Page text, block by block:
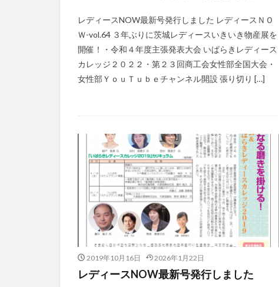
レディースNOW最新号発行しました レディースＮＯ
Ｗ-vol.64 ３年ぶりに茨城レディースいきいき物産展を
開催！・令和４年度主張発表大会 いばらきレディース
カレッジ２０２２・第２３回商工会女性部全国大会・
女性部ＹｏｕＴｕｂｅチャンネル開設 張り切り […]
2019年10月16日 2026年1月22日
レディースNOW最新号発行しました